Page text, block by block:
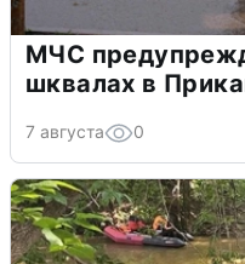
МЧС
шквалах в
7 августа 0